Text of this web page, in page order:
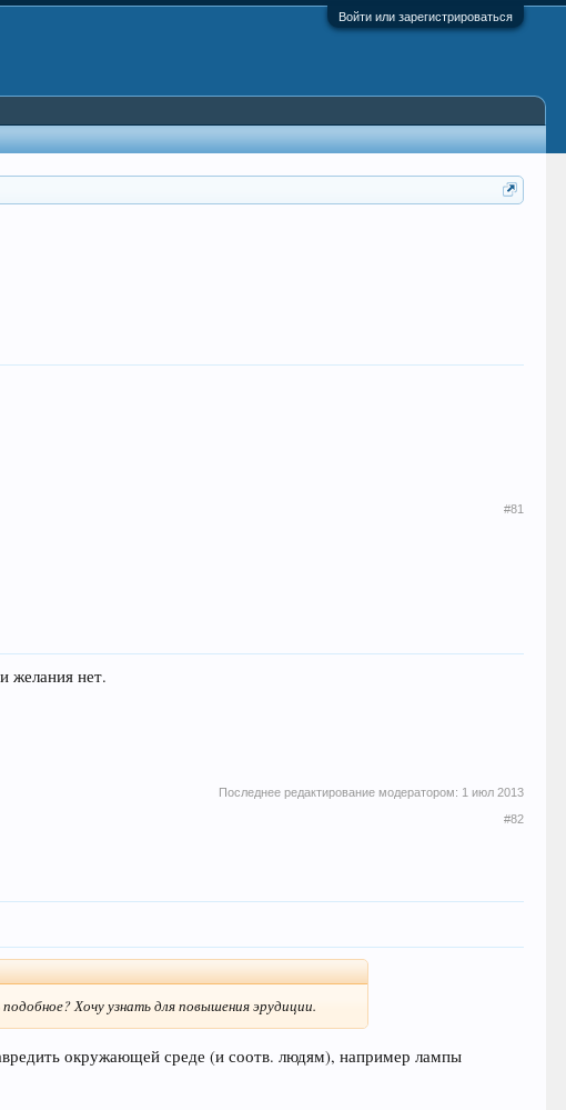
Войти или зарегистрироваться
#81
желания нет.
Последнее редактирование модератором: 1 июл 2013
#82
Хочу узнать для повышения эрудиции.
окружающей среде (и соотв. людям), например лампы